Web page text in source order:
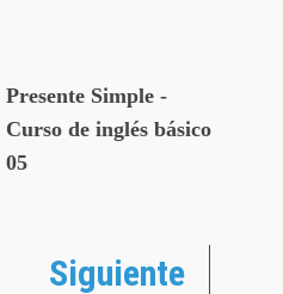
Presente Simple -
Curso de inglés básico
05
Siguiente